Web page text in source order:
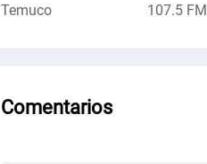
Temuco 107.5 FM
Comentarios